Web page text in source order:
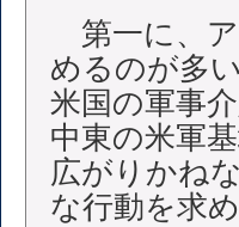
第一に、
めるのが多
米国の軍事
中東の米軍
広がりかね
な行動を求